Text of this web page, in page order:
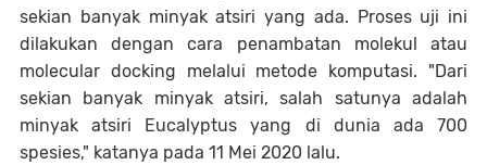
sekian banyak minyak atsiri yang ada. Proses uji ini
dilakukan dengan cara penambatan molekul atau
molecular docking melalui metode komputasi. "Dari
sekian banyak minyak atsiri, salah satunya adalah
minyak atsiri Eucalyptus yang di dunia ada 700
spesies," katanya pada 11 Mei 2020 lalu.